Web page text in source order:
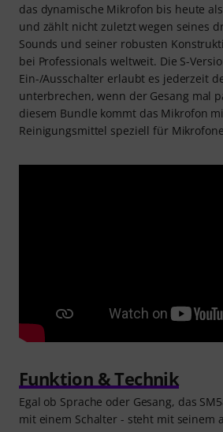
das dynamische Mikrofon bis heute
und zählt nicht zuletzt wegen seines
Sounds und seiner robusten
bei Professionals weltweit. Die S-
Ein-/Ausschalter erlaubt es jederzeit
unterbrechen, wenn der Gesang mal
diesem Bundle kommt das Mikrofon
Reinigungsmittel speziell für
Funktion & Technik
Egal ob Sprache oder Gesang, das
mit einem Schalter - steht mit seinem